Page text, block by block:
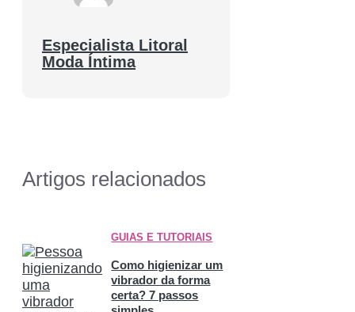
Especialista Litoral
Moda Íntima
Artigos relacionados
GUIAS E TUTORIAIS
Como higienizar um
vibrador da forma
certa? 7 passos